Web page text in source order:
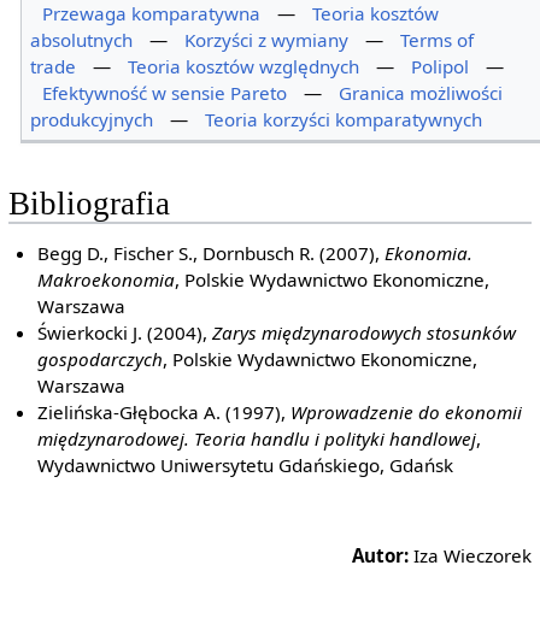
Przewaga komparatywna
—
Teoria kosztów
absolutnych
— Korzyści z wymiany —
Terms of
trade
— Teoria kosztów względnych — Polipol
—
Efektywność w sensie Pareto
—
Granica możliwości
produkcyjnych
— Teoria korzyści komparatywnych
Bibliografia
Begg D., Fischer S., Dornbusch R. (2007),Ekonomia.
Makroekonomia, Polskie Wydawnictwo Ekonomiczne,
Warszawa
Świerkocki J. (2004),Zarys międzynarodowych stosunków
gospodarczych, Polskie Wydawnictwo Ekonomiczne,
Warszawa
Zielińska-Głębocka A. (1997), Wprowadzenie do ekonomii
międzynarodowej. Teoria handlu i polityki handlowej,
Wydawnictwo Uniwersytetu Gdańskiego, Gdańsk
Autor: Iza Wieczorek